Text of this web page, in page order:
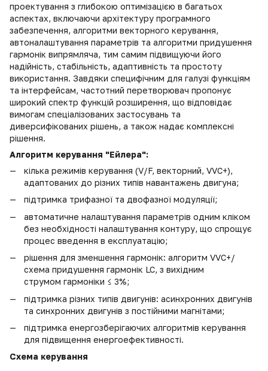
проектування з глибокою оптимізацією в багатьох
аспектах, включаючи архітектуру програмного
забезпечення, алгоритми векторного керування,
автоналаштування параметрів та алгоритми придушення
гармонік випрямляча, тим самим підвищуючи його
надійність, стабільність, адаптивність та простоту
використання. Завдяки специфічним для галузі функціям
та інтерфейсам, частотний перетворювач пропонує
широкий спектр функцій розширення, що відповідає
вимогам спеціалізованих застосувань та
диверсифікованих рішень, а також надає комплексні
рішення.
Алгоритм керування "Ейлера":
кілька режимів керування (V/F, векторний, VVC+),
адаптованих до різних типів навантажень двигуна;
підтримка трифазної та двофазної модуляції;
автоматичне налаштування параметрів одним кліком
без необхідності налаштування контуру, що спрощує
процес введення в експлуатацію;
рішення для зменшення гармонік: алгоритм VVC+/
схема придушення гармонік LC, з вихідним
струмом гармоніки ≤ 3%;
підтримка різних типів двигунів: асинхронних двигунів
та синхронних двигунів з постійними магнітами;
підтримка енергозберігаючих алгоритмів керування
для підвищення енергоефективності.
Схема керування